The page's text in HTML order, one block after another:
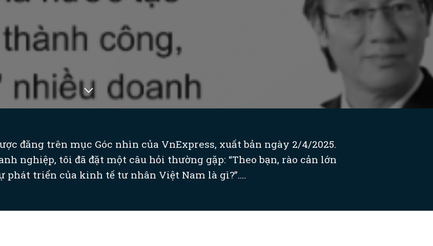
đăng trên mục Góc nhìn của VnExpress, xuất bản ngày 2/4/2025.
nghiệp, tôi đã đặt một câu hỏi thường gặp: “Theo bạn, rào cản lớn
phát triển của kinh tế tư nhân Việt Nam là gì?”....